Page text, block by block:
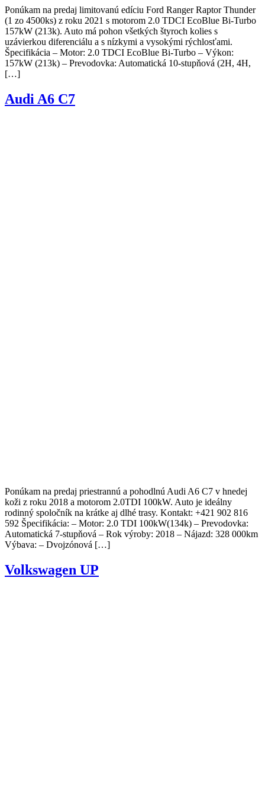
Ponúkam na predaj limitovanú edíciu Ford Ranger Raptor Thunder
(1 zo 4500ks) z roku 2021 s motorom 2.0 TDCI EcoBlue Bi-Turbo
157kW (213k). Auto má pohon všetkých štyroch kolies s
uzávierkou diferenciálu a s nízkymi a vysokými rýchlosťami.
Špecifikácia – Motor: 2.0 TDCI EcoBlue Bi-Turbo – Výkon:
157kW (213k) – Prevodovka: Automatická 10-stupňová (2H, 4H,
[…]
Audi A6 C7
Ponúkam na predaj priestrannú a pohodlnú Audi A6 C7 v hnedej
koži z roku 2018 a motorom 2.0TDI 100kW. Auto je ideálny
rodinný spoločník na krátke aj dlhé trasy. Kontakt: +421 902 816
592 Špecifikácia: – Motor: 2.0 TDI 100kW(134k) – Prevodovka:
Automatická 7-stupňová – Rok výroby: 2018 – Nájazd: 328 000km
Výbava: – Dvojzónová […]
Volkswagen UP